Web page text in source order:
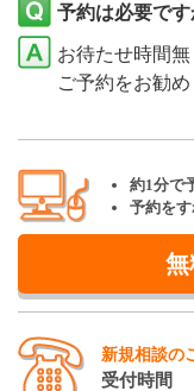
予約は必要です
お待たせ時間
ご予約をお勧め
約1分で
予約をす
無
新規相談の
受付時間